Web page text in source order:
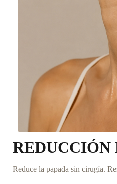
REDUCCIÓN
Reduce la papada sin cirugía.